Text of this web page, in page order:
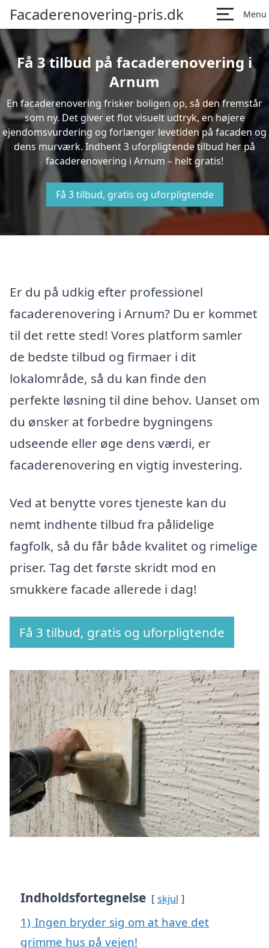
Facaderenovering-pris.dk Menu
Få 3 tilbud på facaderenovering i
Arnum
En facaderenovering frisker boligen op, så den fremstår
som ny. Det giver et flot visuelt udtryk, en højere
ejendomsvurdering og forlænger levetiden på facaden og
dens murværk. Indhent 3 uforpligtende tilbud her på
facaderenovering i Arnum – helt gratis!
Få 3 tilbud, gratis og uforpligtende
Er du på udkig efter professionel
facaderenovering i Arnum? Du er kommet
til det rette sted! Vores platform samler
de bedste tilbud og firmaer i dit
lokalområde, så du kan finde den
perfekte løsning til dine behov. Uanset om
du ønsker at forbedre bygningens
udseende eller øge dens værdi, er
facaderenovering en vigtig investering.
Ved at benytte vores tjeneste kan du
nemt indhente tilbud fra pålidelige
fagfolk, så du får både kvalitet og rimelige
priser. Tag det første skridt mod en
smukkere facade allerede i dag!
Få 3 tilbud, gratis og uforpligtende
Indholdsfortegnelse skjul
1) Ingen bryder sig om at have det
grimme hus på vejen!